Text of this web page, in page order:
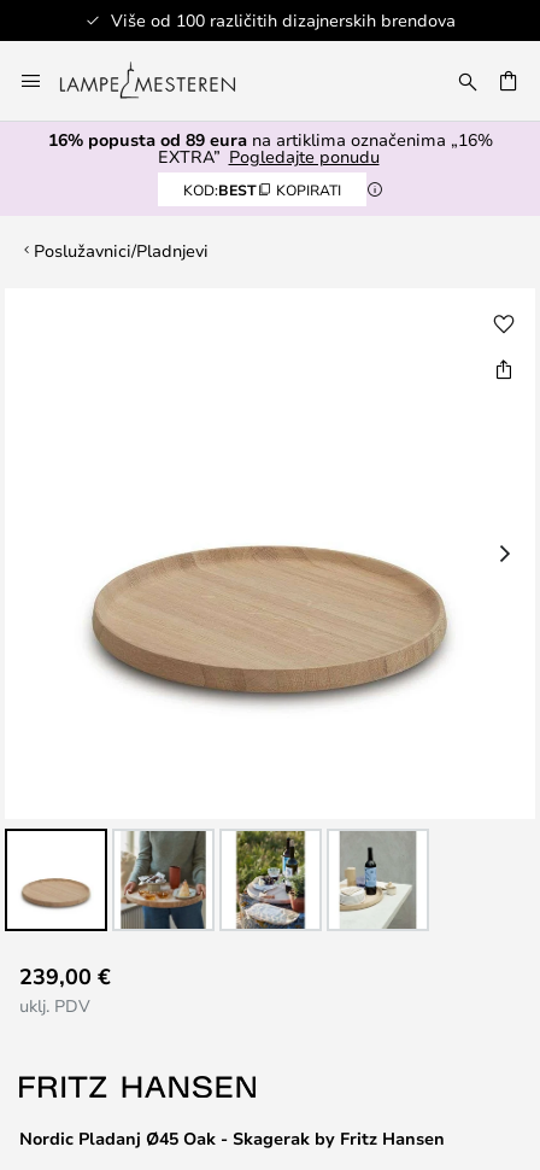
Više od 100 različitih dizajnerskih brendova
to
Content
16% popusta od 89 eurana artiklima označenima „16%
EXTRA” Pogledajte ponudu
KOD:BEST KOPIRATI
Poslužavnici/Pladnjevi
to
the
of
the
images
Nordic Pladanj Ø45 Oak - Skagerak by Fritz Hansen
239,00 €
uklj. PDV